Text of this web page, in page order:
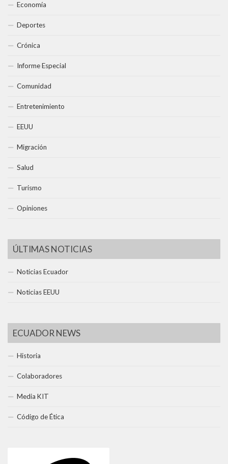
Economía
Deportes
Crónica
Informe Especial
Comunidad
Entretenimiento
EEUU
Migración
Salud
Turismo
Opiniones
ÚLTIMAS NOTICIAS
Noticias Ecuador
Noticias EEUU
ECUADOR NEWS
Historia
Colaboradores
Media KIT
Código de Ética